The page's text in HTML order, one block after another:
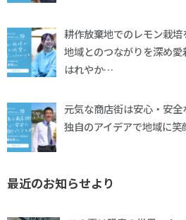
耕作放棄地でのレモン栽培
地域とのつながりを深め愛
はれやか…
元気な商店街は安心・安全
独自のアイデアで地域に笑
最近のお知らせより